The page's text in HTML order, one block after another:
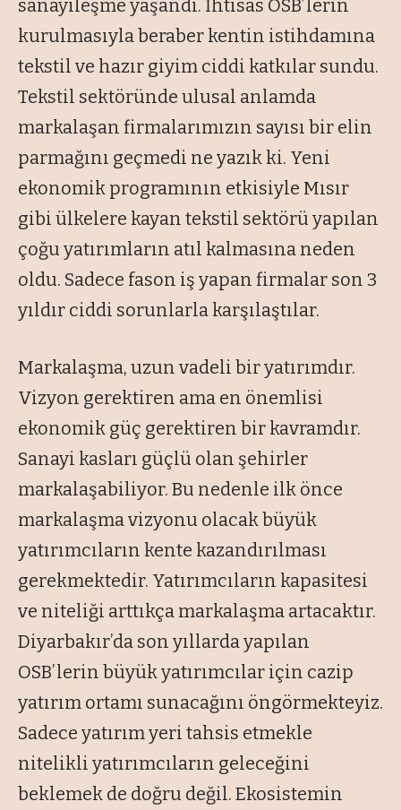
sanayileşme yaşandı. İhtisas OSB’lerin
kurulmasıyla beraber kentin istihdamına
tekstil ve hazır giyim ciddi katkılar sundu.
Tekstil sektöründe ulusal anlamda
markalaşan firmalarımızın sayısı bir elin
parmağını geçmedi ne yazık ki. Yeni
ekonomik programının etkisiyle Mısır
gibi ülkelere kayan tekstil sektörü yapılan
çoğu yatırımların atıl kalmasına neden
oldu. Sadece fason iş yapan firmalar son 3
yıldır ciddi sorunlarla karşılaştılar.
Markalaşma, uzun vadeli bir yatırımdır.
Vizyon gerektiren ama en önemlisi
ekonomik güç gerektiren bir kavramdır.
Sanayi kasları güçlü olan şehirler
markalaşabiliyor. Bu nedenle ilk önce
markalaşma vizyonu olacak büyük
yatırımcıların kente kazandırılması
gerekmektedir. Yatırımcıların kapasitesi
ve niteliği arttıkça markalaşma artacaktır.
Diyarbakır’da son yıllarda yapılan
OSB’lerin büyük yatırımcılar için cazip
yatırım ortamı sunacağını öngörmekteyiz.
Sadece yatırım yeri tahsis etmekle
nitelikli yatırımcıların geleceğini
beklemek de doğru değil. Ekosistemin